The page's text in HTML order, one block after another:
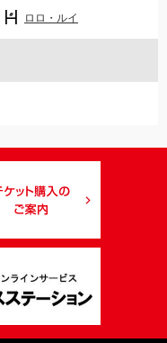
ロロ・ルイ